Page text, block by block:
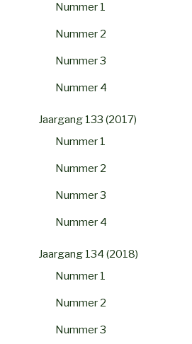
Nummer 1
Nummer 2
Nummer 3
Nummer 4
Jaargang 133 (2017)
Nummer 1
Nummer 2
Nummer 3
Nummer 4
Jaargang 134 (2018)
Nummer 1
Nummer 2
Nummer 3